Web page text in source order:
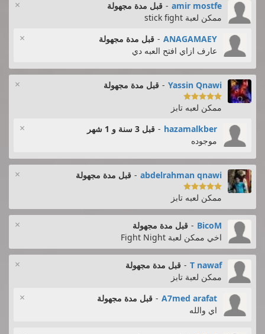
× amir mostfe
- قبل مدة مجهولة
ممكن لعبة stick fight
× ANAGAMAEY
- قبل مدة مجهولة
عارف ازاي افتح العبه دي
× Yassin Qnawi
- قبل مدة مجهولة

ممكن لعبه تابز
× hazamalkber
- قبل 3 سنة و 1 شهر
موجوده
× abdelrahman qnawi
- قبل مدة مجهولة

ممكن لعبه تابز
× BicoM
- قبل مدة مجهولة
اخي ممكن لعبة Fight Night
× T nawaf
- قبل مدة مجهولة
ممكن لعبة تابز
× A7med arafat
- قبل مدة مجهولة
اي والله